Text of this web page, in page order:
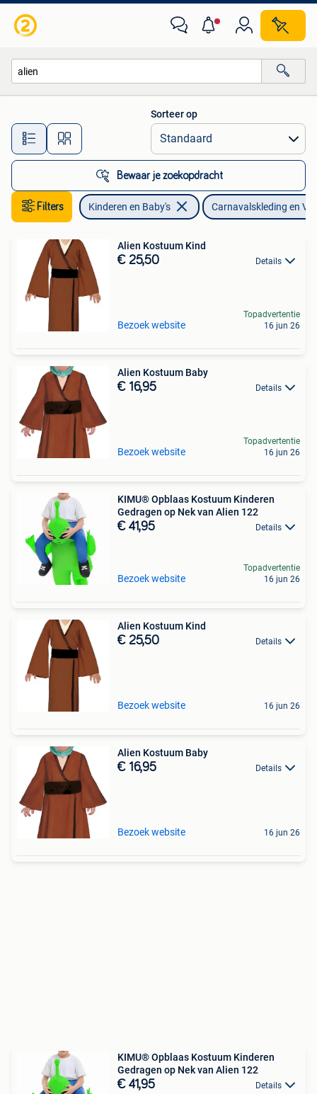
Alle afstanden…
Sorteer op
Bewaar je zoekopdracht
Filters Kinderen en Baby's Carnavalskleding en
Alien Kostuum Kind
€ 25,50 Details
Bezoek website
Topadvertentie
16 jun 26
Alien Kostuum Baby
€ 16,95 Details
Bezoek website
Topadvertentie
16 jun 26
KIMU® Opblaas Kostuum Kinderen
Gedragen op Nek van Alien 122
€ 41,95 Details
Bezoek website
Topadvertentie
16 jun 26
Alien Kostuum Kind
€ 25,50 Details
Bezoek website 16 jun 26
Alien Kostuum Baby
€ 16,95 Details
Bezoek website 16 jun 26
KIMU® Opblaas Kostuum Kinderen
Gedragen op Nek van Alien 122
€ 41,95 Details